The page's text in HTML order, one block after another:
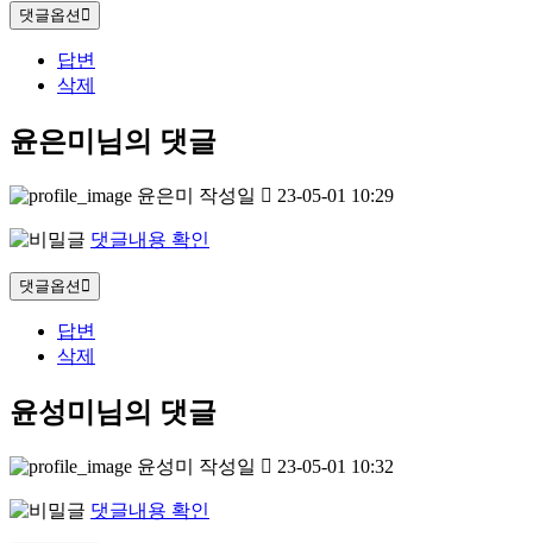
댓글옵션
답변
삭제
윤은미님의 댓글
윤은미 작성일 23-05-01 10:29
댓글내용 확인
댓글옵션
답변
삭제
윤성미님의 댓글
윤성미 작성일 23-05-01 10:32
댓글내용 확인